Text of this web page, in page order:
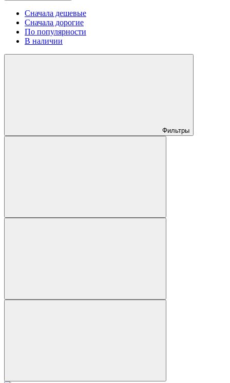
Сначала дешевые
Сначала дорогие
По популярности
В наличии
Фильтры